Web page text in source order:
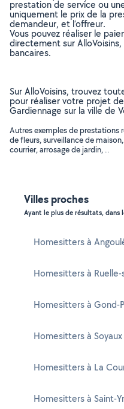
prestation de service ou
uniquement le prix de la
demandeur, et l’offreur.
Vous pouvez réaliser le
directement sur
bancaires.
Sur AlloVoisins, trouvez
pour réaliser votre projet
Gardiennage sur la ville
Autres exemples de prestations
de fleurs, surveillance de
courrier, arrosage de jardin, ..
Villes proches
Ayant le plus de résultats, dans
Homesitters à
Homesitters à Ruelle-
Homesitters à Gond-
Homesitters à Soyaux
Homesitters à La
Homesitters à Saint-